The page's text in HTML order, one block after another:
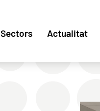
Sectors Actualitat